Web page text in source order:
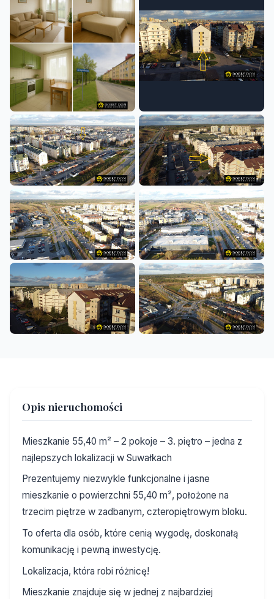
Opis nieruchomości
Mieszkanie 55,40 m² – 2 pokoje – 3. piętro – jedna z
najlepszych lokalizacji w Suwałkach
Prezentujemy niezwykle funkcjonalne i jasne
mieszkanie o powierzchni 55,40 m², położone na
trzecim piętrze w zadbanym, czteropiętrowym bloku.
To oferta dla osób, które cenią wygodę, doskonałą
komunikację i pewną inwestycję.
Lokalizacja, która robi różnicę!
Mieszkanie znajduje się w jednej z najbardziej